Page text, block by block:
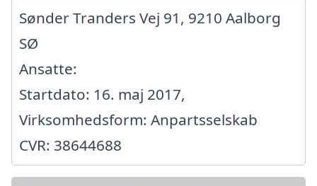
Sønder Tranders Vej 91, 9210 Aalborg
SØ
Ansatte:
Startdato: 16. maj 2017,
Virksomhedsform: Anpartsselskab
CVR: 38644688